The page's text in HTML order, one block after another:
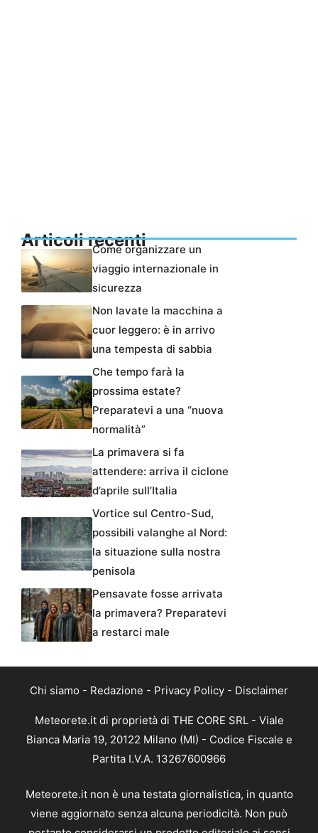
Articoli recentiCome organizzare un
viaggio internazionale in
sicurezza
Non lavate la macchina a
cuor leggero: è in arrivo
una tempesta di sabbia
Che tempo farà la
prossima estate?
Preparatevi a una “nuova
normalità”
La primavera si fa
attendere: arriva il ciclone
d’aprile sull’Italia
Vortice sul Centro-Sud,
possibili valanghe al Nord:
la situazione sulla nostra
penisola
Pensavate fosse arrivata
la primavera? Preparatevi
a restarci male
Chi siamo - Redazione - Privacy Policy - Disclaimer
Meteorete.it di proprietà di THE CORE SRL - Viale
Bianca Maria 19, 20122 Milano (MI) - Codice Fiscale e
Partita I.V.A. 13267600966
Meteorete.it non è una testata giornalistica, in quanto
viene aggiornato senza alcuna periodicità. Non può